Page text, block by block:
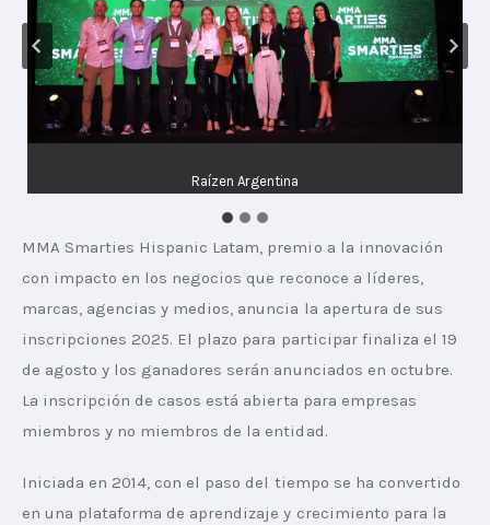
Raízen Argentina
Cervecería y Maltería Quilmes
Unilever
MMA Smarties Hispanic Latam, premio a la innovación
con impacto en los negocios que reconoce a líderes,
marcas, agencias y medios, anuncia la apertura de sus
inscripciones 2025. El plazo para participar finaliza el 19
de agosto y los ganadores serán anunciados en octubre.
La inscripción de casos está abierta para empresas
miembros y no miembros de la entidad.
Iniciada en 2014, con el paso del tiempo se ha convertido
en una plataforma de aprendizaje y crecimiento para la